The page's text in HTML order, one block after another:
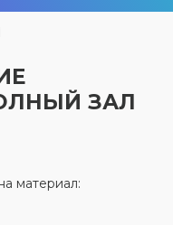
ЗАЛ
материал: